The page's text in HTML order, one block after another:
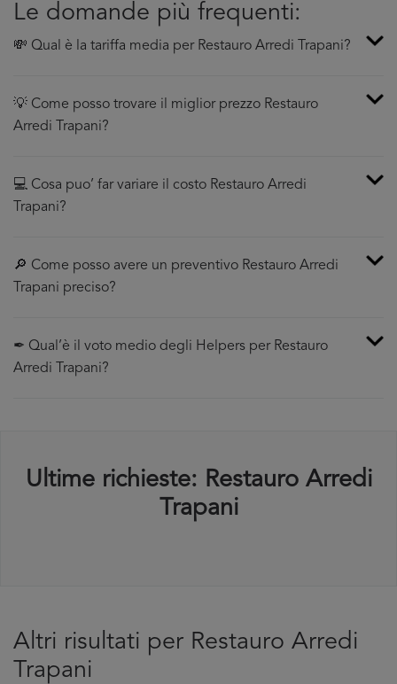
Le domande più frequenti:
💸 Qual è la tariffa media per Restauro Arredi Trapani?
💡 Come posso trovare il miglior prezzo Restauro
Arredi Trapani?
💻 Cosa puo’ far variare il costo Restauro Arredi
Trapani?
🔎 Come posso avere un preventivo Restauro Arredi
Trapani preciso?
✒ Qual’è il voto medio degli Helpers per Restauro
Arredi Trapani?
Ultime richieste: Restauro Arredi
Trapani
Altri risultati per Restauro Arredi
Trapani